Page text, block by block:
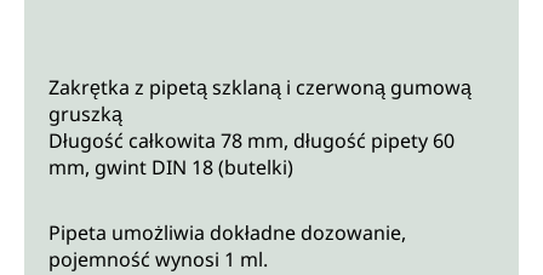
Zakrętka z pipetą szklaną i czerwoną gumową
gruszką
Długość całkowita 78 mm, długość pipety 60
mm, gwint DIN 18 (butelki)
Pipeta umożliwia dokładne dozowanie,
pojemność wynosi 1 ml.